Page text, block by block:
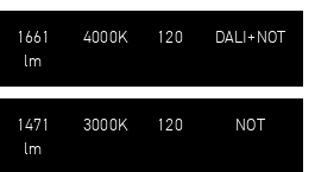
1661
lm
4000K 120 DALI+NOT
1471
lm
3000K 120 NOT